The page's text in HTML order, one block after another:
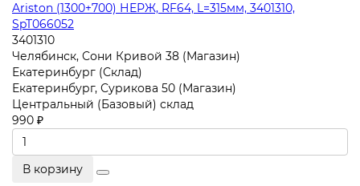
Ariston (1300+700) НЕРЖ, RF64, L=315мм, 3401310,
SpT066052
3401310
Челябинск, Сони Кривой 38 (Магазин)
Екатеринбург (Склад)
Екатеринбург, Сурикова 50 (Магазин)
Центральный (Базовый) склад
990 ₽
В корзину